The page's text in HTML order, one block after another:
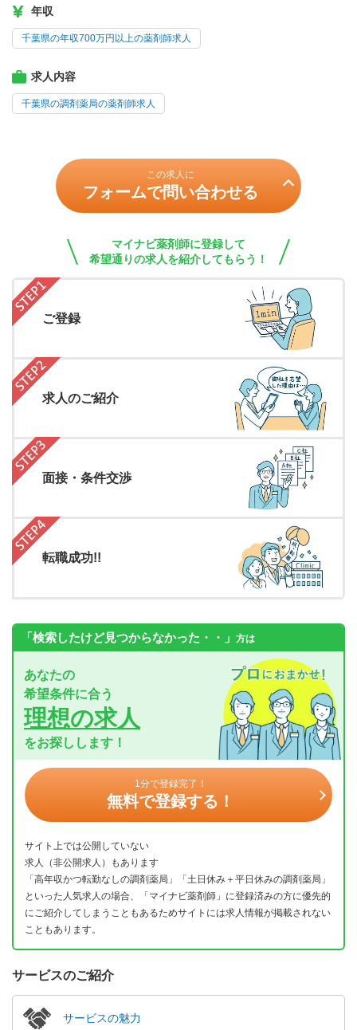
年収
千葉県の年収700万円以上の薬剤師求人
求人内容
千葉県の調剤薬局の薬剤師求人
この求人に
フォームで問い合わせる
マイナビ薬剤師に登録して
希望通りの求人を紹介してもらう！
ご登録
求人のご紹介
面接・条件交渉
転職成功!!
「検索したけど見つからなかった・・」 方は
あなたの
希望条件に合う
理想の求人
をお探しします！
1分で登録完了！
無料で登録する！
サイト上では公開していない
求人（非公開求人）もあります
「高年収かつ転勤なしの調剤薬局」「土日休み＋平日休みの調剤薬局」
といった人気求人の場合、「マイナビ薬剤師」に登録済みの方に優先的
にご紹介してしまうこともあるためサイトには求人情報が掲載されない
こともあります。
サービスのご紹介
サービスの魅力